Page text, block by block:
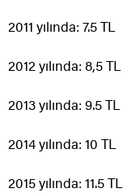
2011 yılında: 7.5 TL
2012 yılında: 8,5 TL
2013 yılında: 9.5 TL
2014 yılında: 10 TL
2015 yılında: 11.5 TL